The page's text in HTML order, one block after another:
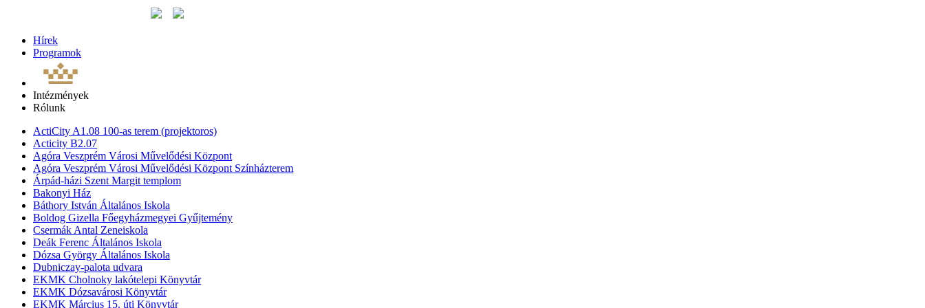
Hírek
Programok
Intézmények
Rólunk
ActiCity A1.08 100-as terem (projektoros)
Acticity B2.07
Agóra Veszprém Városi Művelődési Központ
Agóra Veszprém Városi Művelődési Központ Színházterem
Árpád-házi Szent Margit templom
Bakonyi Ház
Báthory István Általános Iskola
Boldog Gizella Főegyházmegyei Gyűjtemény
Csermák Antal Zeneiskola
Deák Ferenc Általános Iskola
Dózsa György Általános Iskola
Dubniczay-palota udvara
EKMK Cholnoky lakótelepi Könyvtár
EKMK Dózsavárosi Könyvtár
EKMK Március 15. úti Könyvtár